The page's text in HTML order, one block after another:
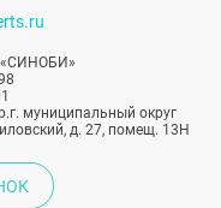
«СИНОБИ»
муниципальный округ
д. 27, помещ. 13Н